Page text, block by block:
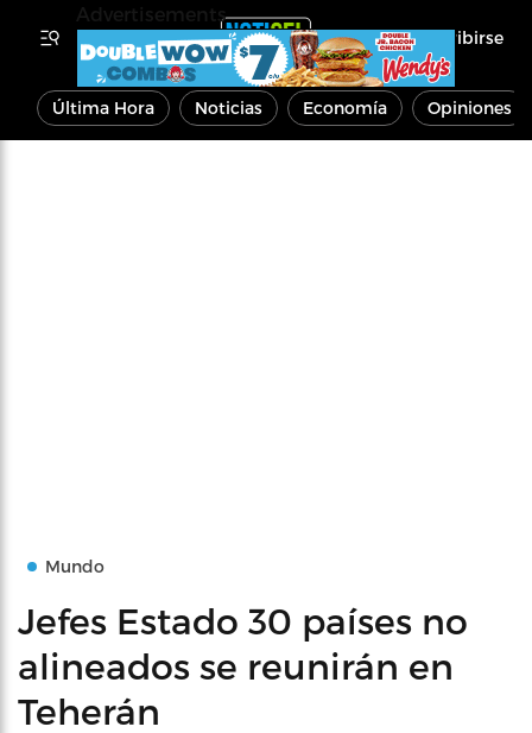
Inscribirse
Última Hora Noticias Economía Opiniones
Mundo
Jefes Estado 30 países no
alineados se reunirán en
Teherán
Advertisements